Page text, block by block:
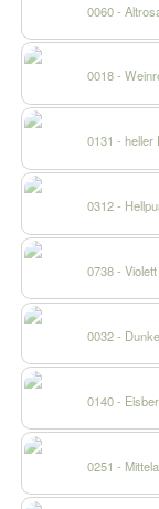
0060 -
0018 -
0131 - heller
0312 -
0738 - Violett
0032 -
0140 -
0251 -